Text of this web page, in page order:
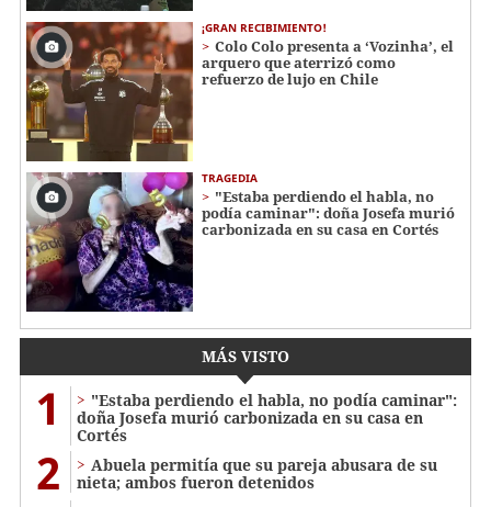
¡GRAN RECIBIMIENTO!
Colo Colo presenta a ‘Vozinha’, el
arquero que aterrizó como
refuerzo de lujo en Chile
TRAGEDIA
"Estaba perdiendo el habla, no
podía caminar": doña Josefa murió
carbonizada en su casa en Cortés
MÁS VISTO
1
"Estaba perdiendo el habla, no podía caminar":
doña Josefa murió carbonizada en su casa en
Cortés
2
Abuela permitía que su pareja abusara de su
nieta; ambos fueron detenidos